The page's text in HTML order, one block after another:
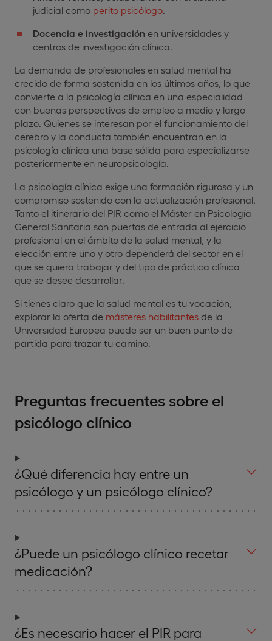
judicial como perito psicólogo
Docencia e investigación en universidades y
centros de investigación clínica.
La demanda de profesionales en salud mental ha
crecido de forma sostenida en los últimos años, lo que
convierte a la psicología clínica en una especialidad
con buenas perspectivas de empleo a medio y largo
plazo. Quienes se interesan por el funcionamiento del
cerebro y la conducta también encuentran en la
psicología clínica una base sólida para especializarse
posteriormente en neuropsicología.
La psicología clínica exige una formación rigurosa y un
compromiso sostenido con la actualización profesional.
Tanto el itinerario del PIR como el Máster en Psicología
General Sanitaria son puertas de entrada al ejercicio
profesional en el ámbito de la salud mental, y la
elección entre uno y otro dependerá del sector en el
que se quiera trabajar y del tipo de práctica clínica
que se desee desarrollar.
Si tienes claro que la salud mental es tu vocación,
explorar la oferta de másteres habilitantes de la
Universidad Europea puede ser un buen punto de
partida para trazar tu camino.
Preguntas frecuentes sobre el
psicólogo clínico
¿Qué diferencia hay entre un
psicólogo y un psicólogo clínico?
¿Puede un psicólogo clínico recetar
medicación?
¿Es necesario hacer el PIR para